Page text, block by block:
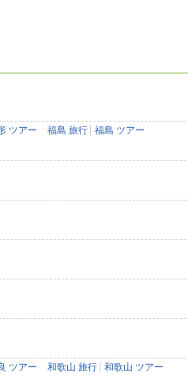
ツアー 福島 旅行 福島 ツアー
ツアー 和歌山 旅行 和歌山 ツアー